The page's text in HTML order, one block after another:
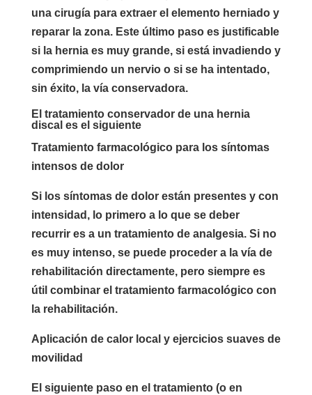
una cirugía para extraer el elemento herniado y
reparar la zona. Este último paso es justificable
si la hernia es muy grande, si está invadiendo y
comprimiendo un nervio o si se ha intentado,
sin éxito, la vía conservadora.
El tratamiento conservador de una hernia
discal es el siguiente
Tratamiento farmacológico para los síntomas
intensos de dolor
Si los síntomas de dolor están presentes y con
intensidad, lo primero a lo que se deber
recurrir es a un tratamiento de analgesia. Si no
es muy intenso, se puede proceder a la vía de
rehabilitación directamente, pero siempre es
útil combinar el tratamiento farmacológico con
la rehabilitación.
Aplicación de calor local y ejercicios suaves de
movilidad
El siguiente paso en el tratamiento (o en